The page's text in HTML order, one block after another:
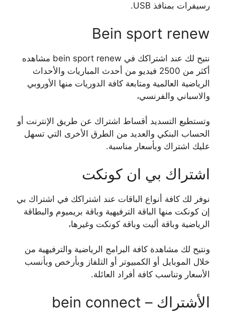
رسيفرات بمنافذ USB.
Bein sport renew
نتيح لك عند اشتراكك في bein sport renew مشاهده
أكثر من 2500 فيديو من أحدث المباريات والأحداث
الرياضية العالمية ومتابعة كافة الدوريات منها الأوروبي
والاسباني والفرنسي،
وتستطيع التسديد أقساط اشتراك عن طريق الإنترنت أو
الحساب البنكي والعديد من الطرق الأخرى التي تسهل
عليك اشتراك وبأسعار مناسبة.
اشتراك بي ان كونكت
نوفر لك كافة أنواع الباقات عند اشتراكك في اشتراك بي
إن كونكت منها الباقة الترفيهية وباقة بريميوم والبطاقة
الرياضية وباقة أليت وباقة كونكت وغيرها،
ونتيح لك مشاهدة كافة البرامج الرياضية والترفيهية من
خلال الموبايل أو الكمبيوتر أو التلفاز وبأرخص وبأنسب
الأسعار وتناسب كافة أفراد العائلة.
الأشتراك – bein connect